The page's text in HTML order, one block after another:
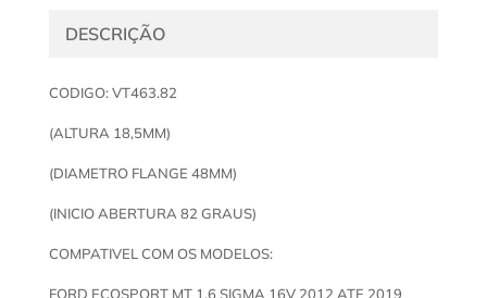
DESCRIÇÃO
CODIGO: VT463.82
(ALTURA 18,5MM)
(DIAMETRO FLANGE 48MM)
(INICIO ABERTURA 82 GRAUS)
COMPATIVEL COM OS MODELOS:
FORD ECOSPORT MT 1.6 SIGMA 16V 2012 ATE 2019